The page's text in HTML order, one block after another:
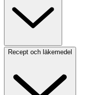
Recept och läkemedel